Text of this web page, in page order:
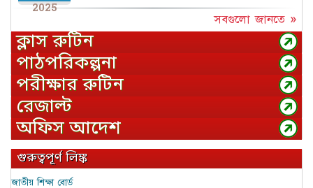
2025
সবগুলো জানতে »
ক্লাস রুটিন
পাঠপরিকল্পনা
পরীক্ষার রুটিন
রেজাল্ট
অফিস আদেশ
গুরুত্বপূর্ণ লিঙ্ক
জাতীয় শিক্ষা বোর্ড